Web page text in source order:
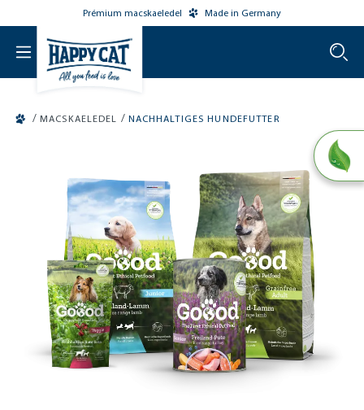
Prémium macskaeledel Made in Germany
/ MACSKAELEDEL / NACHHALTIGES HUNDEFUTTER